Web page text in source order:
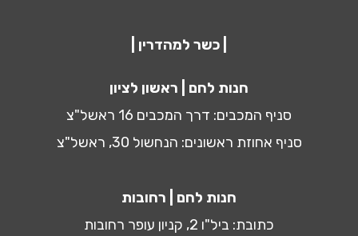
| כשר למהדרין |
חנות לחם | ראשון לציון
סניף המכבים: דרך המכבים 16 ראשל"צ
סניף אחוזת ראשונים: הנחשול 30, ראשל"צ
חנות לחם | רחובות
כתובת: ביל"ו 2, קניון עופר רחובות